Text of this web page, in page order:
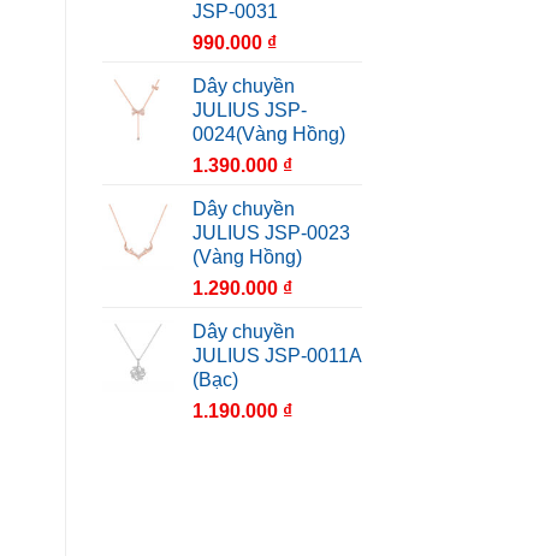
JSP-0031
990.000 ₫
Dây chuyền
JULIUS JSP-
0024(Vàng Hồng)
1.390.000 ₫
Dây chuyền
JULIUS JSP-0023
(Vàng Hồng)
1.290.000 ₫
Dây chuyền
JULIUS JSP-0011A
(Bạc)
1.190.000 ₫